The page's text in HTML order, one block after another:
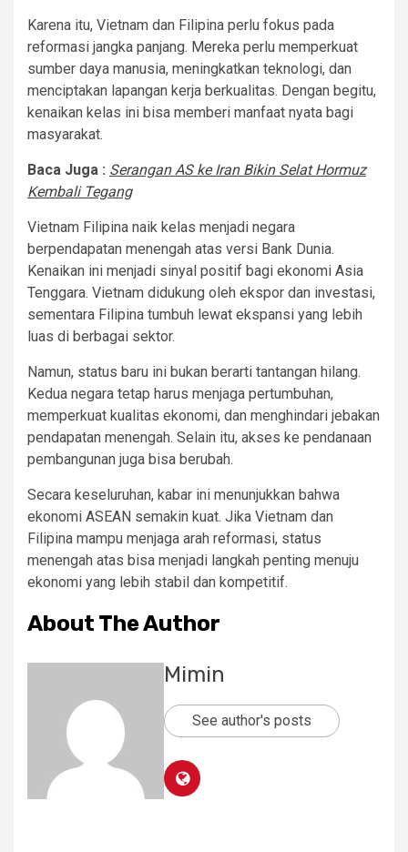
Karena itu, Vietnam dan Filipina perlu fokus pada
reformasi jangka panjang. Mereka perlu memperkuat
sumber daya manusia, meningkatkan teknologi, dan
menciptakan lapangan kerja berkualitas. Dengan begitu,
kenaikan kelas ini bisa memberi manfaat nyata bagi
masyarakat.
Baca Juga : Serangan AS ke Iran Bikin Selat Hormuz
Kembali Tegang
Vietnam Filipina naik kelas menjadi negara
berpendapatan menengah atas versi Bank Dunia.
Kenaikan ini menjadi sinyal positif bagi ekonomi Asia
Tenggara. Vietnam didukung oleh ekspor dan investasi,
sementara Filipina tumbuh lewat ekspansi yang lebih
luas di berbagai sektor.
Namun, status baru ini bukan berarti tantangan hilang.
Kedua negara tetap harus menjaga pertumbuhan,
memperkuat kualitas ekonomi, dan menghindari jebakan
pendapatan menengah. Selain itu, akses ke pendanaan
pembangunan juga bisa berubah.
Secara keseluruhan, kabar ini menunjukkan bahwa
ekonomi ASEAN semakin kuat. Jika Vietnam dan
Filipina mampu menjaga arah reformasi, status
menengah atas bisa menjadi langkah penting menuju
ekonomi yang lebih stabil dan kompetitif.
About The Author
Mimin
See author's posts